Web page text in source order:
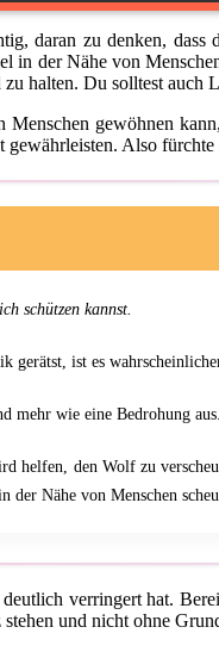
daran zu denken,
der Nähe von
halten. Du solltest auch
gewöhnen
Also
schützen kannst.
gerätst, ist es
mehr wie eine Bedrohung aus.
helfen, den Wolf zu
Nähe von Menschen
verringert hat.
und nicht ohne